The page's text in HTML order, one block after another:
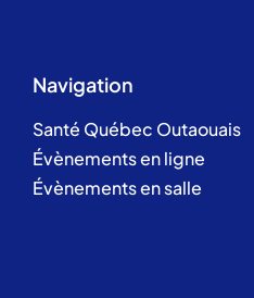
Navigation
Santé Québec Outaouais
Évènements en ligne
Évènements en salle